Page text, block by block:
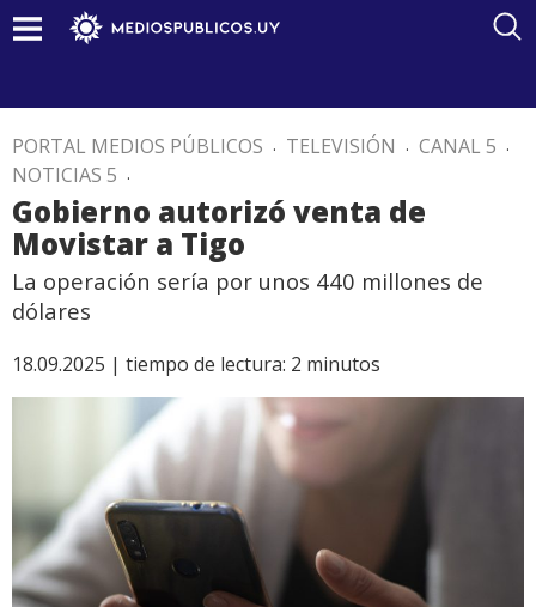
PORTAL MEDIOS PÚBLICOS . TELEVISIÓN . CANAL 5 .
NOTICIAS 5 .
Gobierno autorizó venta de
Movistar a Tigo
La operación sería por unos 440 millones de
dólares
18.09.2025 | tiempo de lectura: 2 minutos